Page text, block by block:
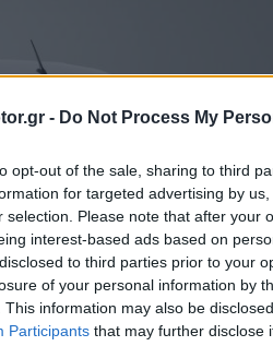
- Do Not Process My
opt-out of the sale, sharing to third
for targeted advertising by
selection. Please note that after your
interest-based ads based on
to third parties prior to your
of your personal information by
This information may also be
Participants that may further disclose